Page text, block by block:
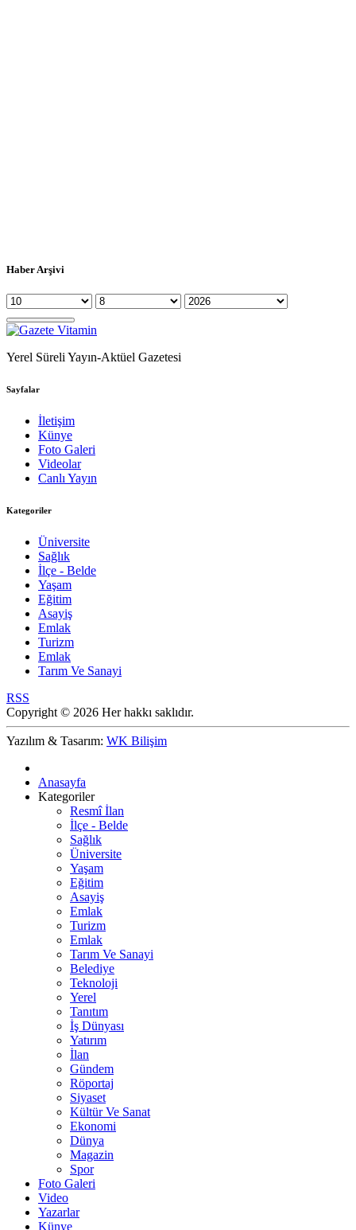
Haber Arşivi
Yerel Süreli Yayın-Aktüel Gazetesi
Sayfalar
İletişim
Künye
Foto Galeri
Videolar
Canlı Yayın
Kategoriler
Üniversite
Sağlık
İlçe - Belde
Yaşam
Eğitim
Asayiş
Emlak
Turizm
Emlak
Tarım Ve Sanayi
RSS
Copyright © 2026 Her hakkı saklıdır.
Yazılım & Tasarım: WK Bilişim
Anasayfa
Kategoriler
Resmî İlan
İlçe - Belde
Sağlık
Üniversite
Yaşam
Eğitim
Asayiş
Emlak
Turizm
Emlak
Tarım Ve Sanayi
Belediye
Teknoloji
Yerel
Tanıtım
İş Dünyası
Yatırım
İlan
Gündem
Röportaj
Siyaset
Kültür Ve Sanat
Ekonomi
Dünya
Magazin
Spor
Foto Galeri
Video
Yazarlar
Künye